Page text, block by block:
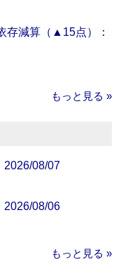
存減算（▲15点）：
もっと見る »
08/07
08/06
もっと見る »